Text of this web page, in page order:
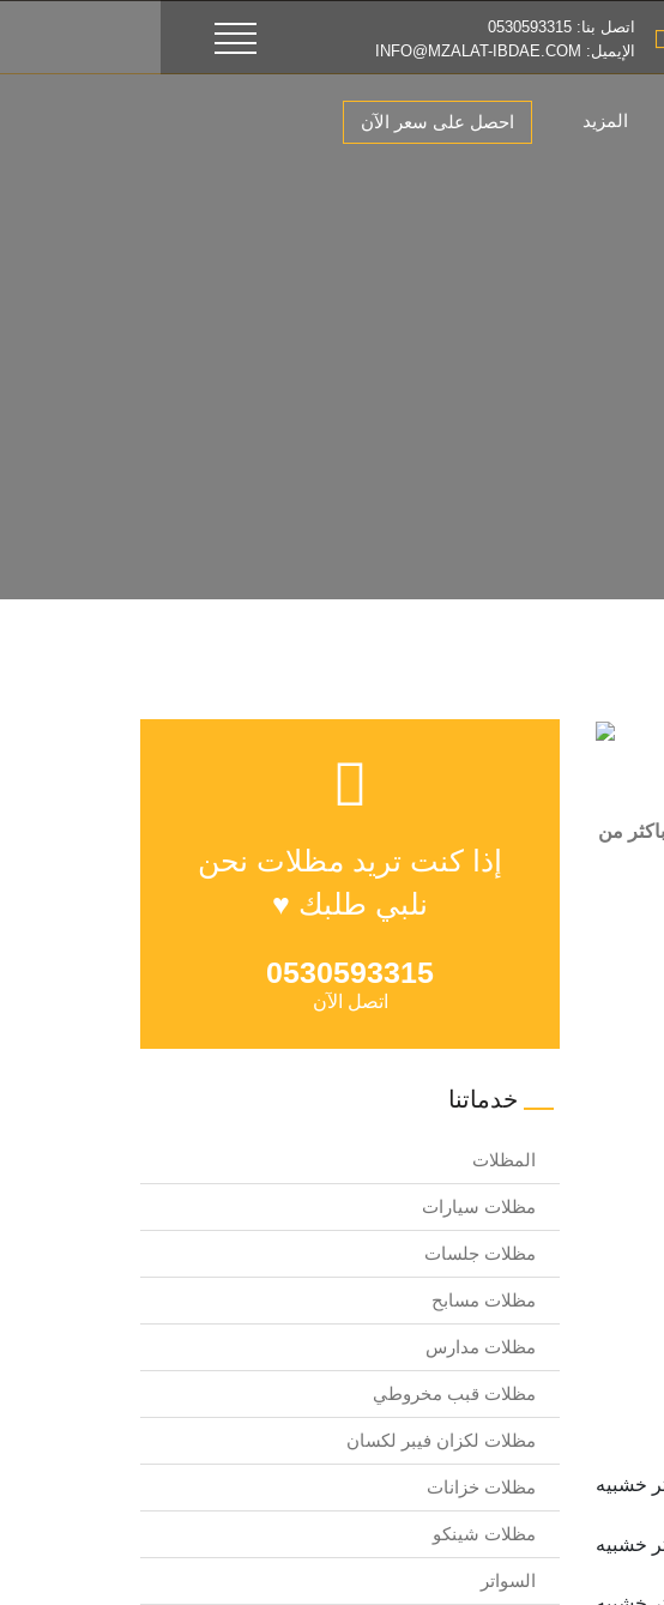
اتصل بنا: 0530593315
الإيميل: INFO@MZALAT-IBDAE.COM
المزيد احصل على سعر الآن
من
إذا كنت تريد مظلات نحن
نلبي طلبك ♥
0530593315
اتصل الآن
خدماتنا
المظلات
مظلات سيارات
مظلات جلسات
مظلات مسابح
مظلات مدارس
مظلات قبب مخروطي
مظلات لكزان فيبر لكسان
مظلات خزانات
مظلات شينكو
السواتر